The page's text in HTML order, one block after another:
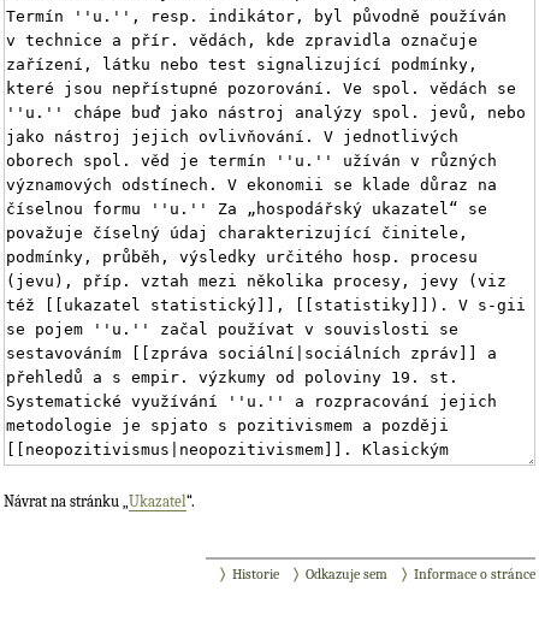
Návrat na stránku „ Ukazatel“.
Historie Odkazuje sem Informace o stránce